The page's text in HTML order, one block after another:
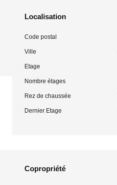
Localisation
Code postal
Ville
Etage
Nombre étages
Rez de chaussée
Dernier Etage
Copropriété